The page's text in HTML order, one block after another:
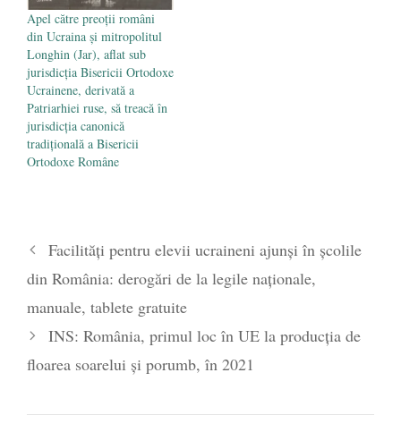
Apel către preoții români
din Ucraina și mitropolitul
Longhin (Jar), aflat sub
jurisdicția Bisericii Ortodoxe
Ucrainene, derivată a
Patriarhiei ruse, să treacă în
jurisdicția canonică
tradițională a Bisericii
Ortodoxe Române
Facilități pentru elevii ucraineni ajunși în școlile
din România: derogări de la legile naționale,
manuale, tablete gratuite
INS: România, primul loc în UE la producția de
floarea soarelui și porumb, în 2021